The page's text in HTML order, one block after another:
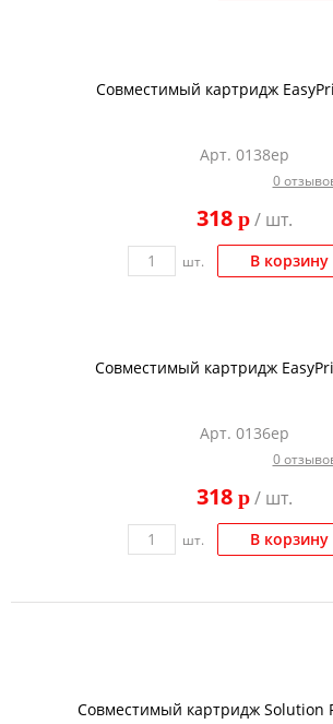
Совместимый картридж
Арт. 0138ep
0
318 p/ шт.
шт. В корзину
Совместимый картридж
Арт. 0136ep
0
318 p/ шт.
шт. В корзину
Совместимый картридж Solution